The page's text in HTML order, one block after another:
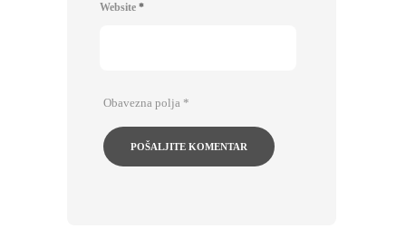
Website *
Obavezna polja *